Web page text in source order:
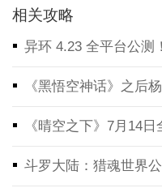
相关攻略
异环 4.23 全平台公测
《黑悟空神话》之后
《晴空之下》7月14
斗罗大陆：猎魂世界